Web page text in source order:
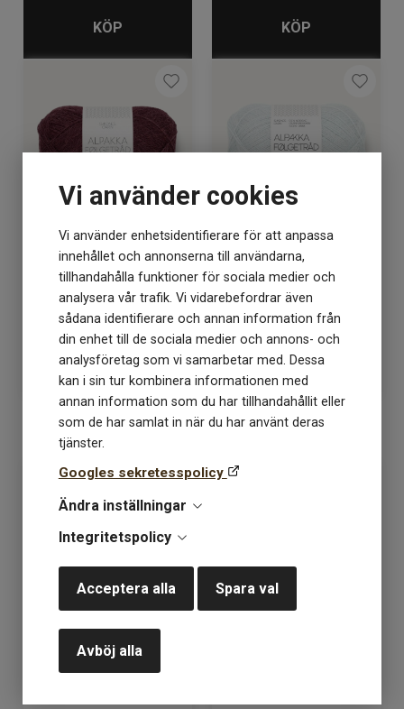
Vi använder cookies
Vi använder enhetsidentifierare för att anpassa
innehållet och annonserna till användarna,
tillhandahålla funktioner för sociala medier och
analysera vår trafik. Vi vidarebefordrar även
sådana identifierare och annan information från
din enhet till de sociala medier och annons- och
analysföretag som vi samarbetar med. Dessa
kan i sin tur kombinera informationen med
annan information som du har tillhandahållit eller
som de har samlat in när du har använt deras
tjänster.
Googles sekretesspolicy
Ändra inställningar
Integritetspolicy
Acceptera alla Spara val
Avböj alla
KÖP KÖP
Alpakka Följetråd 4372
dyp burgunder
Lagerstatus: 2
105kr
KÖP
Alpakka Följetråd 5811
arctic ice
Lagerstatus: 6
105 kr
KÖP
Alpakka Följetråd 5845
dazzling blue